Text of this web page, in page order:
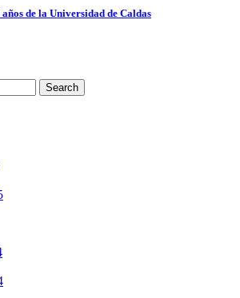
de la Universidad de Caldas
Search